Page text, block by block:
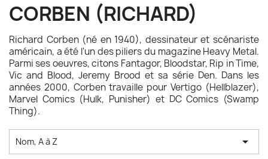
CORBEN (RICHARD)
Richard Corben (né en 1940), dessinateur et scénariste
américain, a été l'un des piliers du magazine Heavy Metal.
Parmi ses oeuvres, citons Fantagor, Bloodstar, Rip in Time,
Vic and Blood, Jeremy Brood et sa série Den. Dans les
années 2000, Corben travaille pour Vertigo (Hellblazer),
Marvel Comics (Hulk, Punisher) et DC Comics (Swamp
Thing).
Nom, A à Z 